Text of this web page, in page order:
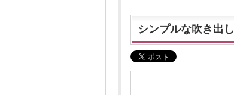
シンプルな吹き出し